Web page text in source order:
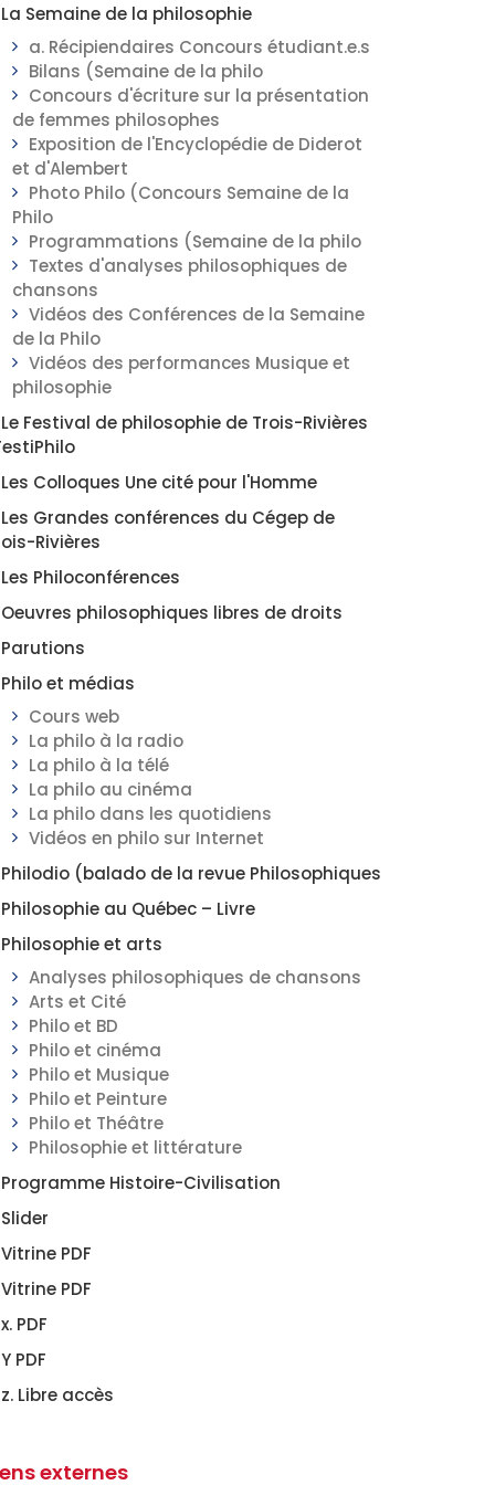
La Semaine de la philosophie
a. Récipiendaires Concours étudiant.e.s
Bilans (Semaine de la philo
Concours d'écriture sur la présentation
de femmes philosophes
Exposition de l'Encyclopédie de Diderot
et d'Alembert
Photo Philo (Concours Semaine de la
Philo
Programmations (Semaine de la philo
Textes d'analyses philosophiques de
chansons
Vidéos des Conférences de la Semaine
de la Philo
Vidéos des performances Musique et
philosophie
Le Festival de philosophie de Trois-Rivières
Les Colloques Une cité pour l'Homme
Les Grandes conférences du Cégep de
Rivières
Les Philoconférences
Oeuvres philosophiques libres de droits
Parutions
Philo et médias
Cours web
La philo à la radio
La philo à la télé
La philo au cinéma
La philo dans les quotidiens
Vidéos en philo sur Internet
Philodio (balado de la revue Philosophiques
Philosophie au Québec – Livre
Philosophie et arts
Analyses philosophiques de chansons
Arts et Cité
Philo et BD
Philo et cinéma
Philo et Musique
Philo et Peinture
Philo et Théâtre
Philosophie et littérature
Programme Histoire-Civilisation
Slider
Vitrine PDF
Vitrine PDF
x. PDF
Y PDF
z. Libre accès
externes